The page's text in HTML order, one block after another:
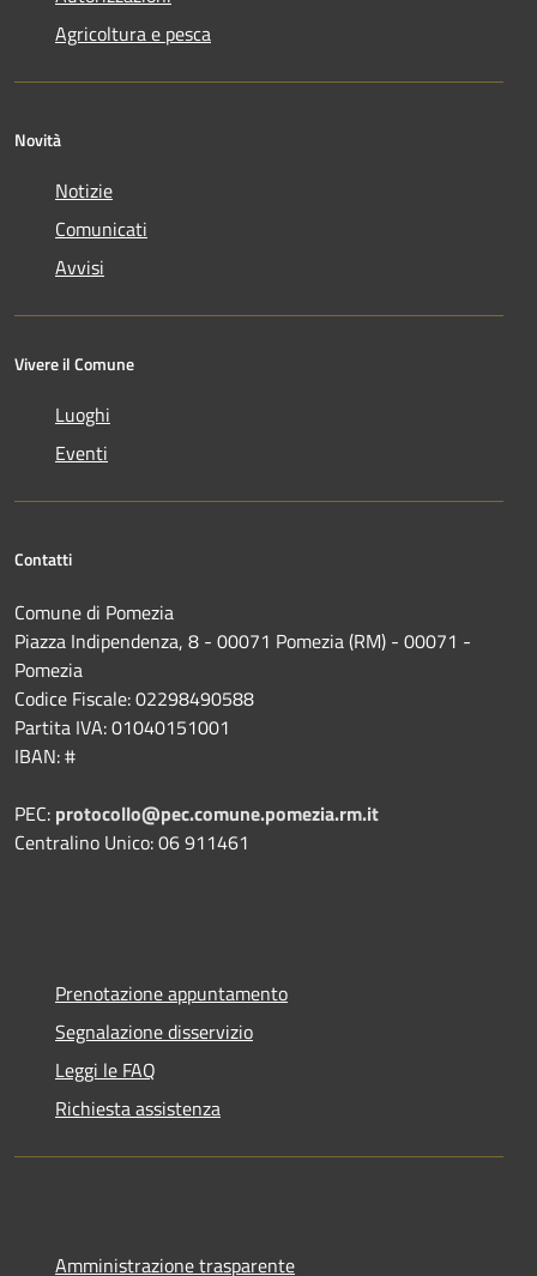
Agricoltura e pesca
Novità
Notizie
Comunicati
Avvisi
Vivere il Comune
Luoghi
Eventi
Contatti
Comune di Pomezia
Piazza Indipendenza, 8 - 00071 Pomezia (RM) - 00071 -
Pomezia
Codice Fiscale: 02298490588
Partita IVA: 01040151001
IBAN: #
PEC: protocollo@pec.comune.pomezia.rm.it
Centralino Unico: 06 911461
Prenotazione appuntamento
Segnalazione disservizio
Leggi le FAQ
Richiesta assistenza
Amministrazione trasparente